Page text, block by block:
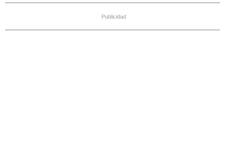
Publicidad